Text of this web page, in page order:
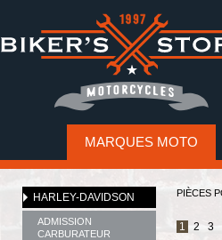
MARQUES MOTO
HARLEY-DAVIDSON
ADMISSION
CARBURATEUR
PIÈCES
1 2 3